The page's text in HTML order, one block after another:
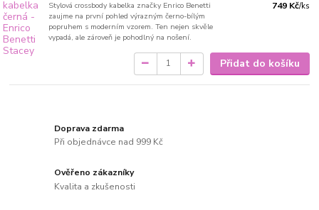
Stylová crossbody kabelka značky Enrico Benetti
zaujme na první pohled výrazným černo-bílým
popruhem s moderním vzorem. Ten nejen skvěle
vypadá, ale zároveň je pohodlný na nošení.
749 Kč/ks
Přidat do košíku
Doprava zdarma
Při objednávce nad 999 Kč
Ověřeno zákazníky
Kvalita a zkušenosti